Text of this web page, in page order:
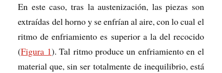
En este caso, tras la austenización, las piezas son
extraídas del horno y se enfrían al aire, con lo cual el
ritmo de enfriamiento es superior a la del recocido
(Figura 1). Tal ritmo produce un enfriamiento en el
material que, sin ser totalmente de inequilibrio, está